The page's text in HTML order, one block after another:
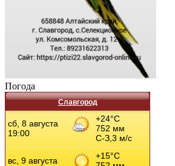
Погода
Славгород